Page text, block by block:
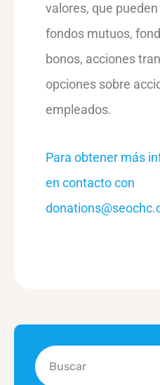
valores, que
fondos mutuos,
bonos, acciones
opciones sobre
empleados.
Para obtener más
en contacto con